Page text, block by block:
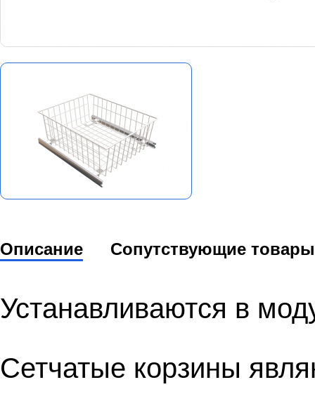
Описание Сопутствующие товары
Устанавливаются в
Сетчатые корзины